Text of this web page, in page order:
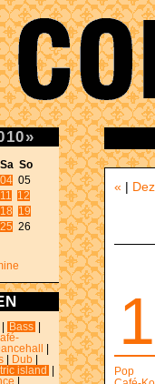
»
So
04 05
11
12
18
19
25 26
Bass
Dub
island
« |
Pop